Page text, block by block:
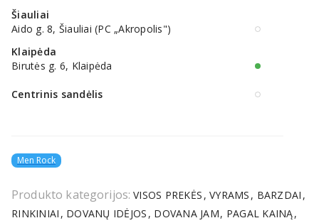
Šiauliai
Aido g. 8, Šiauliai (PC „Akropolis")
Klaipėda
Birutės g. 6, Klaipėda
Centrinis sandėlis
Men Rock
Produkto kategorijos: VISOS PREKĖS VYRAMS BARZDAI
RINKINIAI DOVANŲ IDĖJOS DOVANA JAM PAGAL KAINĄ